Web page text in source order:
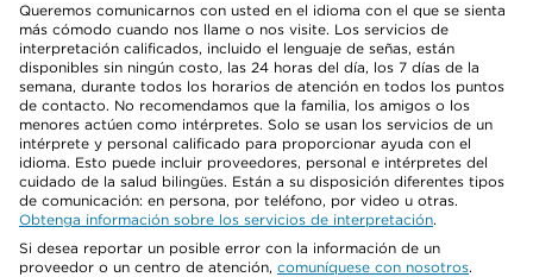
Queremos comunicarnos con usted en el idioma con el que se sienta
más cómodo cuando nos llame o nos visite. Los servicios de
interpretación calificados, incluido el lenguaje de señas, están
disponibles sin ningún costo, las 24 horas del día, los 7 días de la
semana, durante todos los horarios de atención en todos los puntos
de contacto. No recomendamos que la familia, los amigos o los
menores actúen como intérpretes. Solo se usan los servicios de un
intérprete y personal calificado para proporcionar ayuda con el
idioma. Esto puede incluir proveedores, personal e intérpretes del
cuidado de la salud bilingües. Están a su disposición diferentes tipos
de comunicación: en persona, por teléfono, por video u otras.
Obtenga información sobre los servicios de interpretación.
Si desea reportar un posible error con la información de un
proveedor o un centro de atención, comuníquese con nosotros.